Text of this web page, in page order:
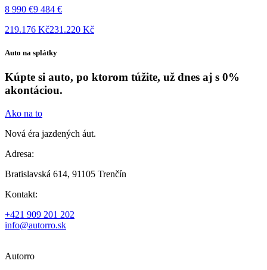
8 990 €9 484 €
219.176 Kč231.220 Kč
Auto na splátky
Kúpte si auto, po ktorom túžite, už dnes aj s 0%
akontáciou.
Ako na to
Nová éra jazdených áut.
Adresa:
Bratislavská 614, 91105 Trenčín
Kontakt:
+421 909 201 202
info@autorro.sk
Autorro